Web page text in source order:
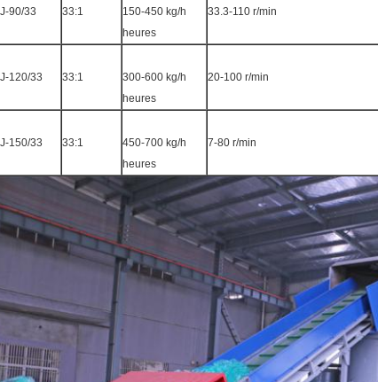
90/33 33:1
150-450 kg/h
heures
33.3-110 r/min
120/33 33:1
300-600 kg/h
heures
20-100 r/min
150/33 33:1
450-700 kg/h
heures
7-80 r/min